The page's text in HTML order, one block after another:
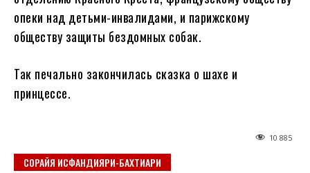
опеки над детьми-инвалидами, и парижскому
обществу защиты бездомных собак.
Так печально закончилась сказка о шахе и
принцессе.
10 885
СОРАЙЯ ИСФАНДИЯРИ-БАХТИАРИ